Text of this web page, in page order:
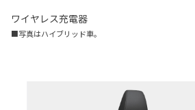
ワイヤレス充電器
■写真はハイブリッド車。